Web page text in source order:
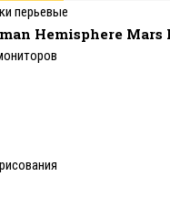
перьевые
Hemisphere Mars